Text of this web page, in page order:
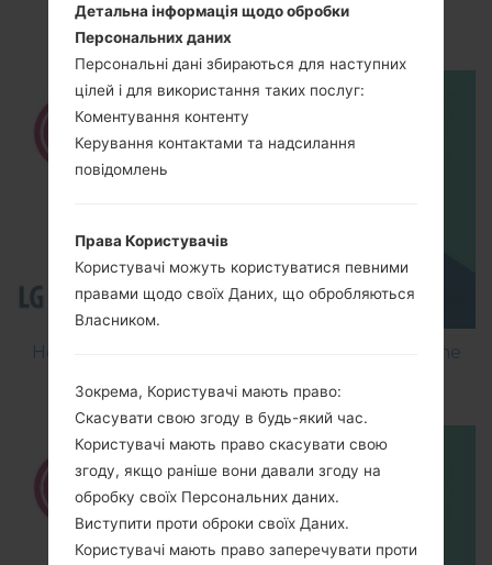
Optimus Vu 2 F200S?
How to Flash Stock Firmware on LG Smartphone
Детальна інформація щодо обробки
Персональних даних
Персональні дані збираються для наступних
цілей і для використання таких послуг:
Коментування контенту
Керування контактами та надсилання
повідомлень
Права Користувачів
Користувачі можуть користуватися певними
правами щодо своїх Даних, що обробляються
Власником.
Зокрема, Користувачі мають право:
Скасувати свою згоду в будь-який час.
Користувачі мають право скасувати свою
згоду, якщо раніше вони давали згоду на
обробку своїх Персональних даних.
Виступити проти оброки своїх Даних.
Користувачі мають право заперечувати проти